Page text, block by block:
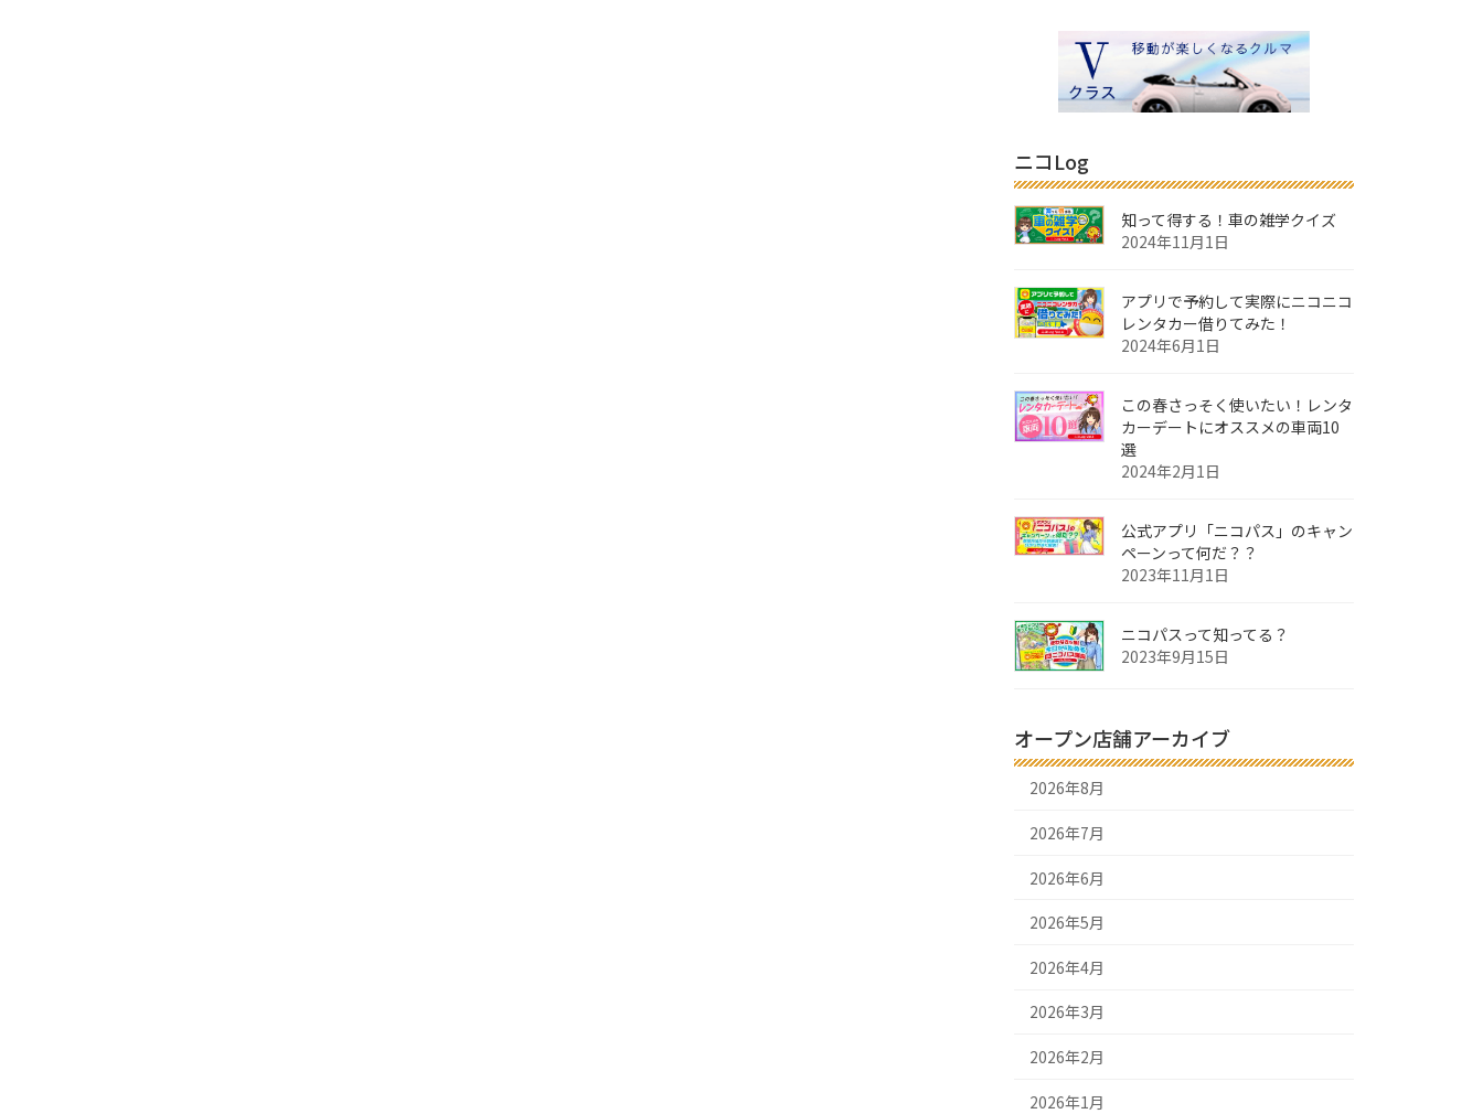
ニコLog
知って得する！車の雑学クイズ
2024年11月1日
アプリで予約して実際にニコニコ
レンタカー借りてみた！
2024年6月1日
この春さっそく使いたい！レンタ
カーデートにオススメの車両10
選
2024年2月1日
公式アプリ「ニコパス」のキャン
ペーンって何だ？？
2023年11月1日
ニコパスって知ってる？
2023年9月15日
オープン店舗アーカイブ
2026年8月
2026年7月
2026年6月
2026年5月
2026年4月
2026年3月
2026年2月
2026年1月